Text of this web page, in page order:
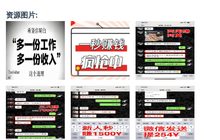
资源图片: